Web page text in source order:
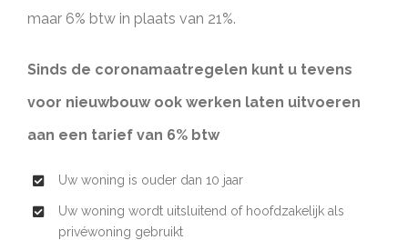
maar 6% btw in plaats van 21%.
Sinds de coronamaatregelen kunt u tevens
voor nieuwbouw ook werken laten uitvoeren
aan een tarief van 6% btw
Uw woning is ouder dan 10 jaar
Uw woning wordt uitsluitend of hoofdzakelijk als
privéwoning gebruikt